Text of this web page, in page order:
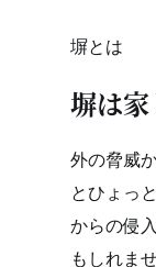
塀とは
塀は
外の脅威
とひょっ
からの侵
もしれま